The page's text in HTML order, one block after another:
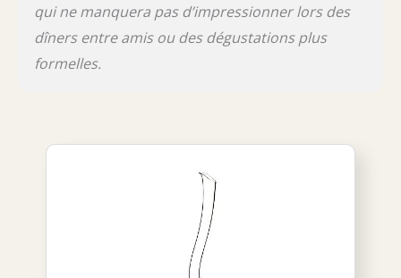
qui ne manquera pas d’impressionner lors des
dîners entre amis ou des dégustations plus
formelles.